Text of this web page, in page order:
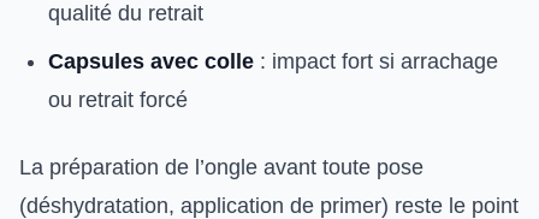
qualité du retrait
Capsules avec colle : impact fort si arrachage
ou retrait forcé
La préparation de l’ongle avant toute pose
(déshydratation, application de primer) reste le point